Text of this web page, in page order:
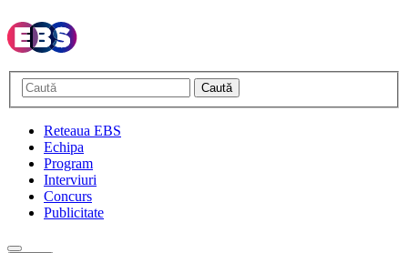
Caută
Reteaua EBS
Echipa
Program
Interviuri
Concurs
Publicitate